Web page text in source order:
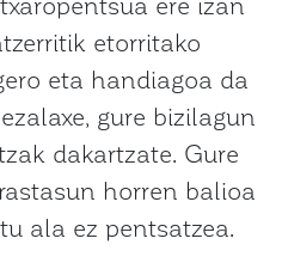
etorritako
eta handiagoa da
gure bizilagun
dakartzate. Gure
horren balioa
ala ez pentsatzea.